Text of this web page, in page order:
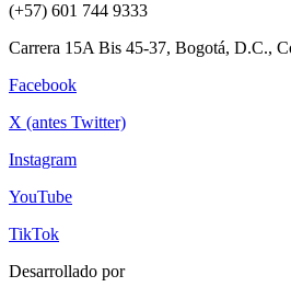
(+57) 601 744 9333
Carrera 15A Bis 45-37, Bogotá, D.C.,
Facebook
X (antes Twitter)
Instagram
YouTube
TikTok
Desarrollado por